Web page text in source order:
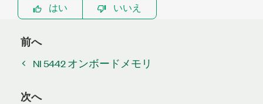
はい
いいえ
前へ
NI 5442 オンボードメモリ
次へ